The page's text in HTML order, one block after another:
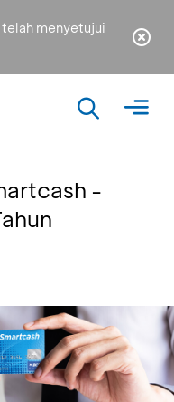
telah menyetujui
-